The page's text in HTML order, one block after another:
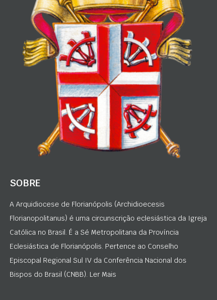
SOBRE
A Arquidiocese de Florianópolis (Archidioecesis
Florianopolitanus) é uma circunscrição eclesiástica da Igreja
Católica no Brasil. É a Sé Metropolitana da Província
Eclesiástica de Florianópolis. Pertence ao Conselho
Episcopal Regional Sul IV da Conferência Nacional dos
Bispos do Brasil (CNBB). Ler Mais